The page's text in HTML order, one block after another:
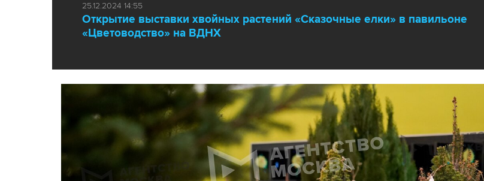
25.12.2024 14:55
Открытие выставки хвойных растений «Сказочные елки» в павильоне
«Цветоводство» на ВДНХ